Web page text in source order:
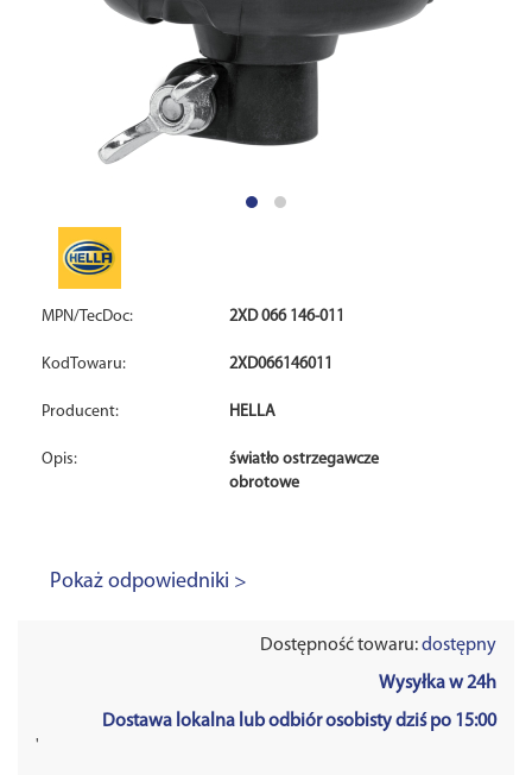
MPN/TecDoc: 2XD 066 146-011
KodTowaru: 2XD066146011
Producent: HELLA
Opis:
światło ostrzegawcze
obrotowe
Pokaż odpowiedniki >
Dostępność towaru:dostępny
Wysyłka w 24h
Dostawa lokalna lub odbiór osobisty dziś po 15:00
'